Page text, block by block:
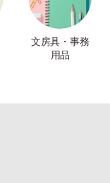
文房具・事務
用品